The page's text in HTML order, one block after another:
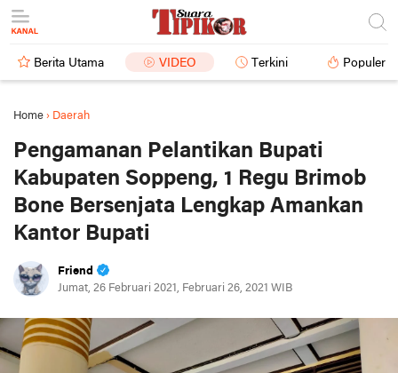
Berita Utama VIDEO Terkini Populer
Home › Daerah
Pengamanan Pelantikan Bupati
Kabupaten Soppeng, 1 Regu Brimob
Bone Bersenjata Lengkap Amankan
Kantor Bupati
Friend
Jumat, 26 Februari 2021, Februari 26, 2021 WIB